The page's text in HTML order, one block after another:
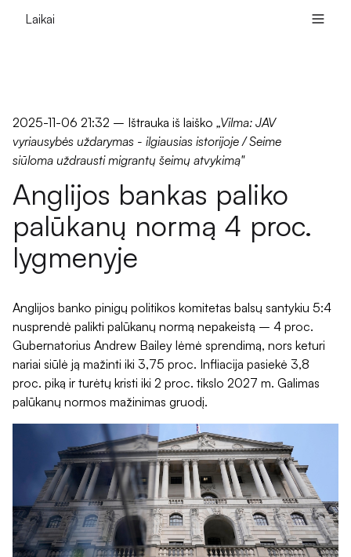
Laikai
2025-11-06 21:32 – Ištrauka iš laiško „Vilma: JAV
vyriausybės uždarymas - ilgiausias istorijoje / Seime
siūloma uždrausti migrantų šeimų atvykimą"
Anglijos bankas paliko
palūkanų normą 4 proc.
lygmenyje
Anglijos banko pinigų politikos komitetas balsų santykiu 5:4
nusprendė palikti palūkanų normą nepakeistą – 4 proc.
Gubernatorius Andrew Bailey lėmė sprendimą, nors keturi
nariai siūlė ją mažinti iki 3,75 proc. Infliacija pasiekė 3,8
proc. piką ir turėtų kristi iki 2 proc. tikslo 2027 m. Galimas
palūkanų normos mažinimas gruodį.